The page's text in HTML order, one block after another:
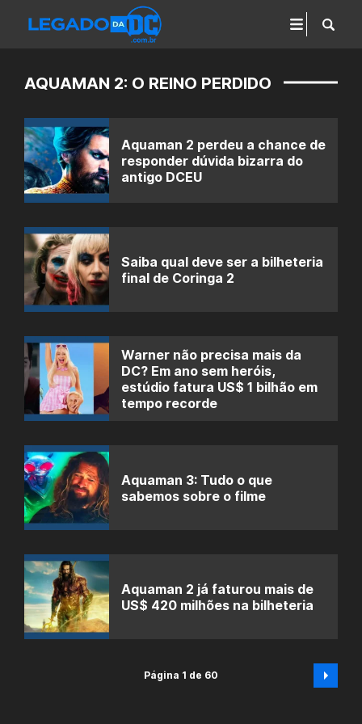
AQUAMAN 2: O REINO PERDIDO
Aquaman 2 perdeu a chance de
responder dúvida bizarra do
antigo DCEU
Saiba qual deve ser a bilheteria
final de Coringa 2
Warner não precisa mais da
DC? Em ano sem heróis,
estúdio fatura US$ 1 bilhão em
tempo recorde
Aquaman 3: Tudo o que
sabemos sobre o filme
Aquaman 2 já faturou mais de
US$ 420 milhões na bilheteria
Página 1 de 60